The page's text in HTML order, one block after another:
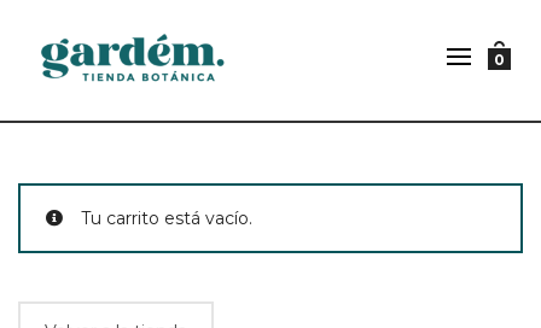
0
Tu carrito está vacío.